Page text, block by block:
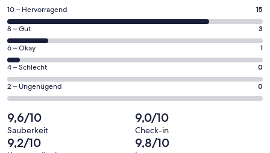
einem
neuen
Fenster
geöffnet
15
von
insgesamt
19
Gästebewertungen
haben
eine
Bewertung
von
10
-
Hervorragend
10 – Hervorragend 15
3
von
insgesamt
19
Gästebewertungen
haben
Bewertung
von
8
8 – Gut 3
1
von
insgesamt
19
Gästebewertungen
haben
eine
Bewertung
von
6 – Okay 1
0
von
insgesamt
Gästebewertungen
haben
eine
4 – Schlecht 0
0
von
insgesamt
19
Gästebewertungen
haben
2 – Ungenügend 0
9,6/10
Sauberkeit
9,0/10
Check-in
9,2/10 9,8/10